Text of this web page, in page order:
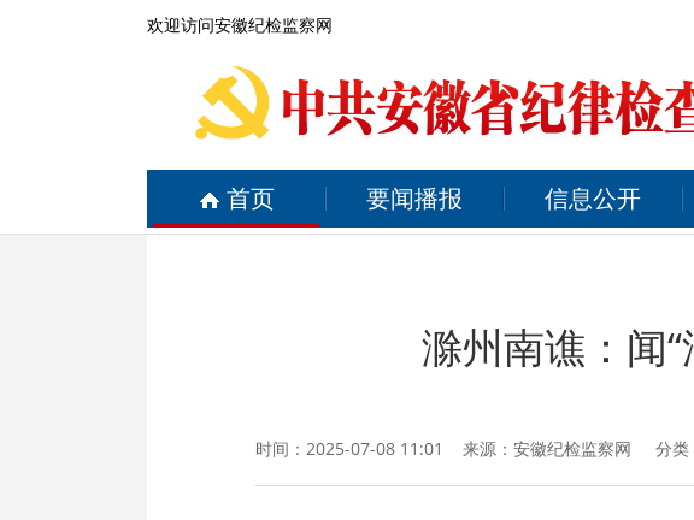
欢迎访问安徽纪检监察网
首页 要闻播报 信息公开
滁州南谯：闻
时间：2025-07-08 11:01 来源： 安徽纪检监察网 分类